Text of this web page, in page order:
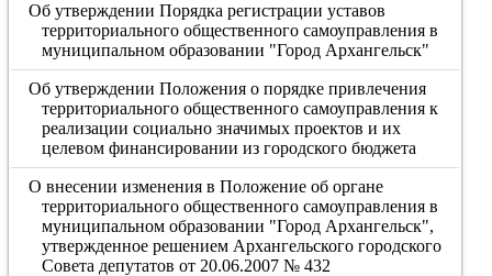
Об утверждении Порядка регистрации уставов
территориального общественного самоуправления в
муниципальном образовании "Город Архангельск"
Об утверждении Положения о порядке привлечения
территориального общественного самоуправления к
реализации социально значимых проектов и их
целевом финансировании из городского бюджета
О внесении изменения в Положение об органе
территориального общественного самоуправления в
муниципальном образовании "Город Архангельск",
утвержденное решением Архангельского городского
Совета депутатов от 20.06.2007 № 432